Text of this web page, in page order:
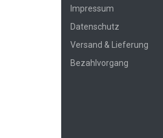
Impressum
Datenschutz
Versand & Lieferung
Bezahlvorgang